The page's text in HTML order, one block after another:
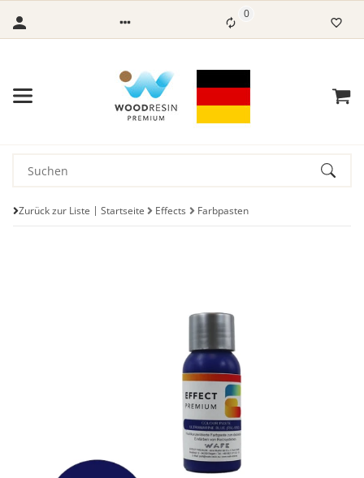
0
Zurück zur Liste Startseite Effects Farbpasten